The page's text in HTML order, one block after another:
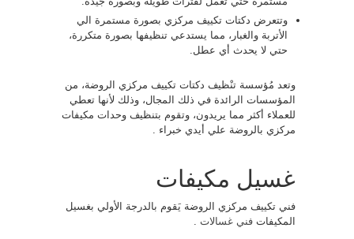
وتتعرض دكتات تكييف مركزي بصورة مستمرة الي
الأتربة والغبار، مما يستدعي تنظيفها بصورة متكررة،
حتي لا يحدث أي عطل.
وتعد مُؤسسة تنْظيف دكتات تكييف مركزي الروضة، من
المؤسسات الرائدة في ذلك المجال، وذلك لأنها تعطي
للعملاء أكثر مما يريدون، وتقوم بتنظيف وحدات مكيفات
مركزي بالروضة علي أيدي خبراء .
غسيل مكيفات
فني تكييف مركزي الروضة يَقوم بالدرجة الأولي بغسيل
المكيفات فني غسالات